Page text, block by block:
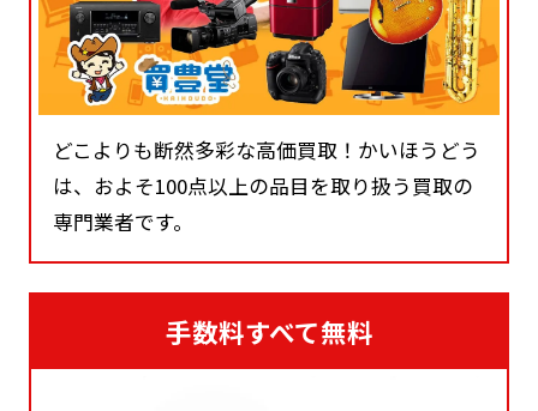
どこよりも断然多彩な高価買取！かいほうどう
は、およそ100点以上の品目を取り扱う買取の
専門業者です。
手数料すべて無料